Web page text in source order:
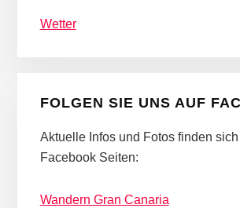
Wetter
FOLGEN SIE UNS AUF
Aktuelle Infos und Fotos finden
Facebook Seiten:
Wandern Gran Canaria